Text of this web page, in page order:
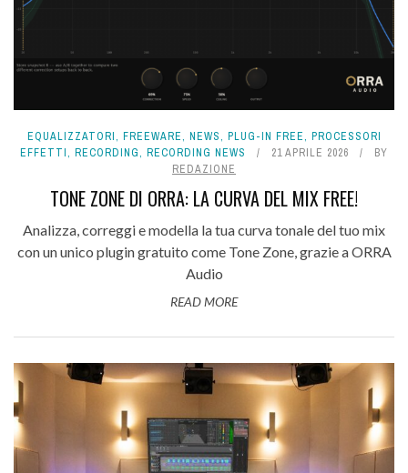
EQUALIZZATORI, FREEWARE, NEWS, PLUG-IN FREE, PROCESSORI
EFFETTI, RECORDING, RECORDING NEWS 21 APRILE 2026
BY
REDAZIONE
TONE ZONE DI ORRA: LA CURVA DEL MIX FREE!
Analizza, correggi e modella la tua curva tonale del tuo mix
con un unico plugin gratuito come Tone Zone, grazie a ORRA
Audio
READ MORE